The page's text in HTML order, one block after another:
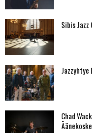
Sibis Jazz
Jazzyhtye
Chad